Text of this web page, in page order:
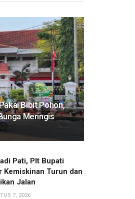
Bibit Pohon,
Meringis
Pati, Plt Bupati
Kemiskinan Turun dan
Jalan
7, 2026